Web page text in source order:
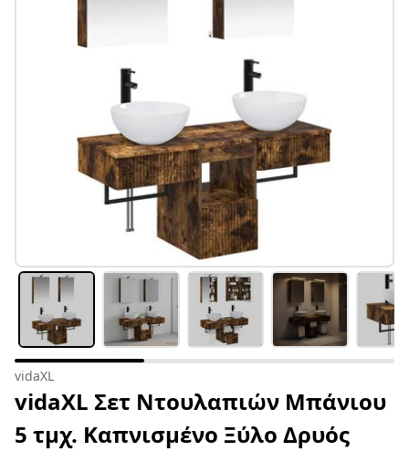
#sharemevidaxl
vidaXL
vidaXL Σετ Ντουλαπιών Μπάνιου
5 τμχ. Καπνισμένο Ξύλο Δρυός